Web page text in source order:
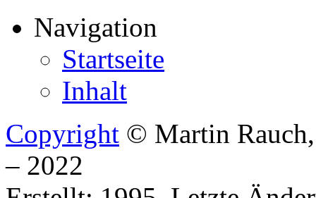
Navigation
Startseite
Inhalt
Copyright © Martin
– 2022